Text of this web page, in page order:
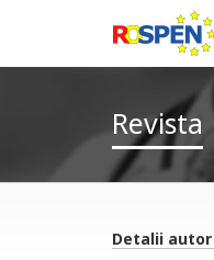
Revista
Detalii autor